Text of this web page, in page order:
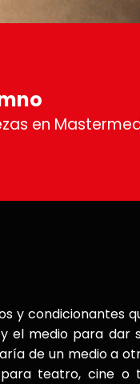
en
y condicionantes
el medio para dar
de un medio a
teatro, cine o